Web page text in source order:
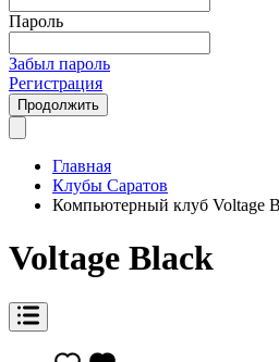
Пароль
Забыл пароль
Регистрация
Продолжить
Главная
Клубы Саратов
Компьютерный клуб Voltage
Voltage Black